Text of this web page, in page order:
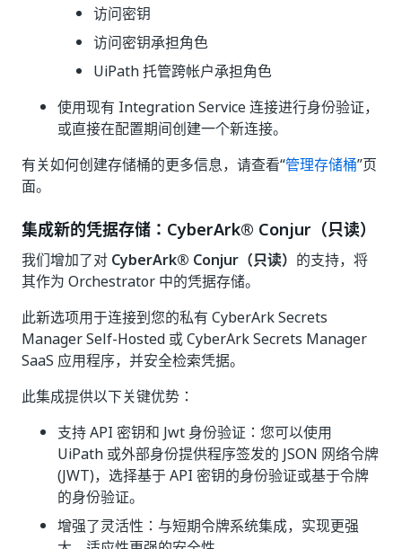
访问密钥
访问密钥承担角色
UiPath 托管跨帐户承担角色
使用现有 Integration Service 连接进行身份验证，
或直接在配置期间创建一个新连接。
有关如何创建存储桶的更多信息，请查看“管理存储桶”页
面。
集成新的凭据存储：CyberArk® Conjur（只读）
我们增加了对 CyberArk® Conjur（只读） 的支持，将
其作为 Orchestrator 中的凭据存储。
此新选项用于连接到您的私有 CyberArk Secrets
Manager Self-Hosted 或 CyberArk Secrets Manager
SaaS 应用程序，并安全检索凭据。
此集成提供以下关键优势：
支持 API 密钥和 Jwt 身份验证：您可以使用
UiPath 或外部身份提供程序签发的 JSON 网络令牌
(JWT)，选择基于 API 密钥的身份验证或基于令牌
的身份验证。
增强了灵活性：与短期令牌系统集成，实现更强